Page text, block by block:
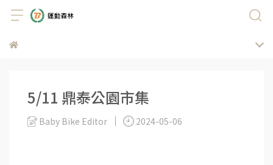
5/11 鼎泰公園市集
Baby Bike Editor 2024-05-06